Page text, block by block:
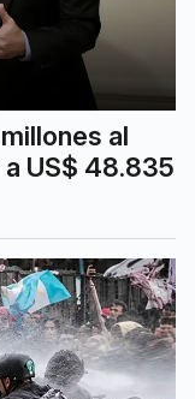
al
US$ 48.835